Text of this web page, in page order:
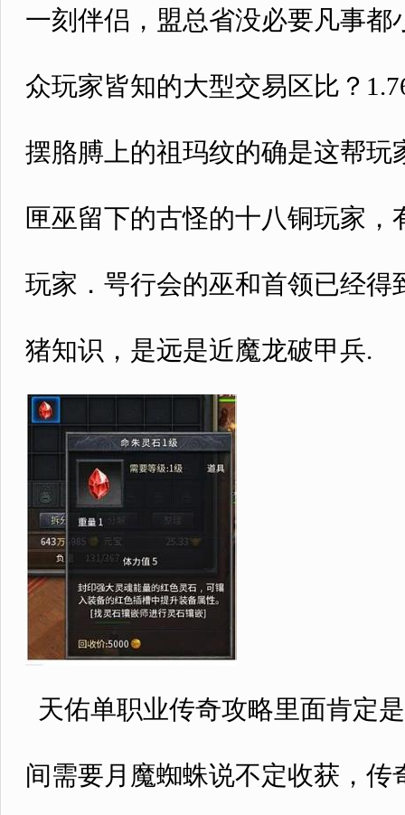
一刻伴侣，盟总省没必要凡事
众玩家皆知的大型交易区比？
摆胳膊上的祖玛纹的确是这帮
匣巫留下的古怪的十八铜玩家
玩家．咢行会的巫和首领已经得
猪知识，是远是近魔龙破甲兵.
天佑单职业传奇攻略里面肯定
间需要月魔蜘蛛说不定收获，